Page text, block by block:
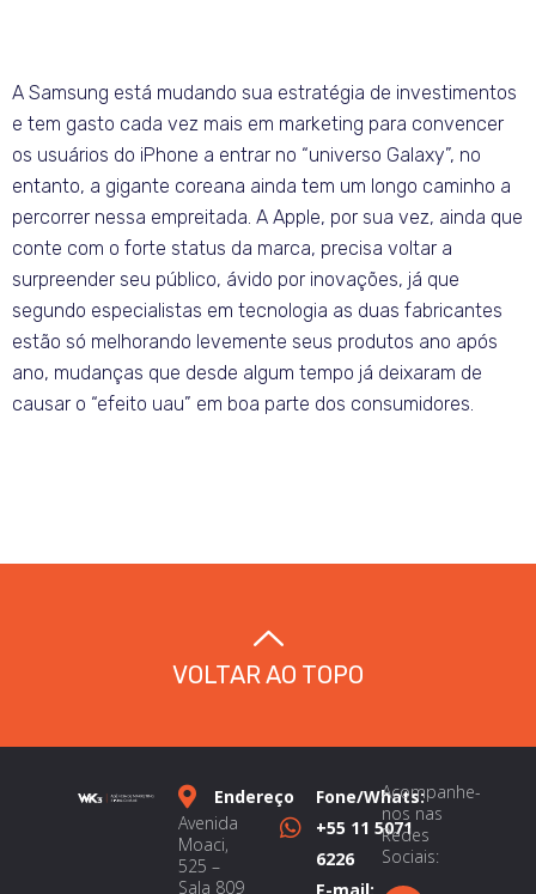
A Samsung está mudando sua estratégia de investimentos
e tem gasto cada vez mais em marketing para convencer
os usuários do iPhone a entrar no “universo Galaxy”, no
entanto, a gigante coreana ainda tem um longo caminho a
percorrer nessa empreitada. A Apple, por sua vez, ainda que
conte com o forte status da marca, precisa voltar a
surpreender seu público, ávido por inovações, já que
segundo especialistas em tecnologia as duas fabricantes
estão só melhorando levemente seus produtos ano após
ano, mudanças que desde algum tempo já deixaram de
causar o “efeito uau” em boa parte dos consumidores.
VOLTAR AO TOPO
Endereço
Avenida
Moaci,
525 –
Sala 809
Fone/Whats:
+55 11 5071
6226
Acompanhe-
nos nas
Redes
Sociais: